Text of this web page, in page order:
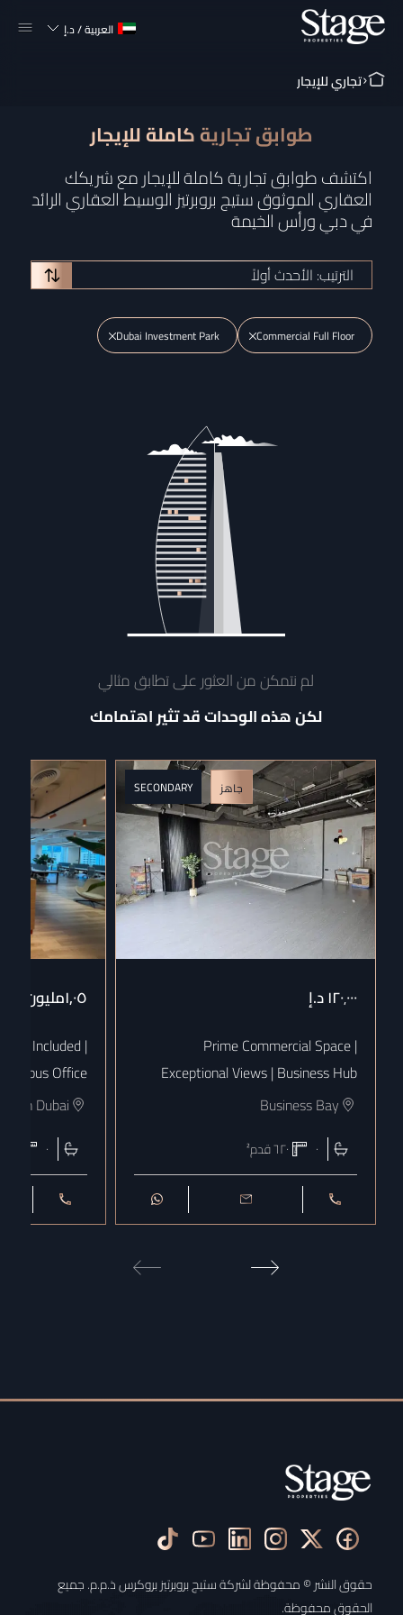
العربية/د.إ
تجاري للإيجار
طوابق تجارية كاملة للإيجار
اكتشف طوابق تجارية كاملة للإيجار مع شريكك
العقاري الموثوق ستيج بروبرتيز الوسيط العقاري الرائد
في دبي ورأس الخيمة
الترتيب: الأحدث أولاً
Commercial Full Floor
Dubai Investment Park
لم نتمكن من العثور على تطابق مثالي
لكن هذه الوحدات قد تثير اهتمامك
جاهز SECONDARY
١٢٠٬٠٠٠د.إ
Prime Commercial Space |
Exceptional Views | Business Hub
Business Bay
٠ ٦٢٠قدم²
١٫٠٥مليون
Included |
Office
Dubai
٠
حقوق النشر © محفوظة لشركة ستيج بروبرتيز بروكرس ذ.م.م. جميع
الحقوق محفوظة.